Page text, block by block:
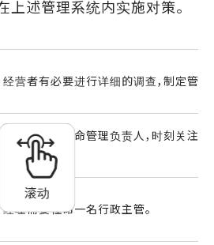
上述管理系统内实施对策。
滚动
经营者有必要进行详细的调查，制定管理
管理层需要任命管理负责人，时刻关注
经理需要任命一名行政主管。